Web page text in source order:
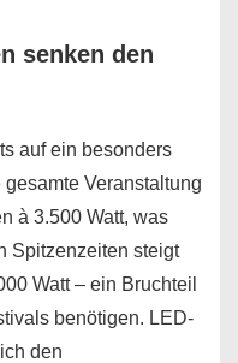
senken den
auf ein besonders
Veranstaltung
à 3.500 Watt, was
Spitzenzeiten steigt
Watt – ein Bruchteil
benötigen. LED-
den